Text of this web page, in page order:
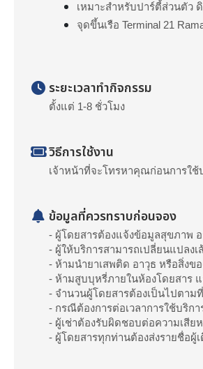
เหมาะสำหรับปาร์ตี้ส่วนตัว
จุดขึ้นเรือ Terminal 21
ระยะเวลาทำกิจกรรม
ตั้งแต่ 1-8 ชั่วโมง
วิธีการใช้งาน
เจ้าหน้าที่จะโทรหาคุณก่อนการใ
ข้อมูลที่ควรทราบก่อนจอง
- ผู้โดยสารต้องแจ้งข้อมูลสุขภาพ
- ผู้ให้บริการสามารถเปลี่ยนแปลง
- ห้ามนำยาเสพติด อาวุธ หรือสิ่งข
- ห้ามสูบบุหรี่ภายในห้องโดยสาร
- จำนวนผู้โดยสารต้องเป็นไปตาม
- กรณีต้องการต่อเวลาการใช้บริก
- ผู้เช่าต้องรับผิดชอบต่อความเสีย
- ผู้โดยสารทุกท่านต้องส่งรายชื่อผู้